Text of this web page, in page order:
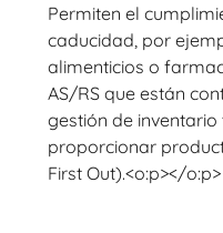
Permiten el
caducidad, por
alimenticios o
AS/RS que están
gestión de
proporcionar
First Out).<o:p></o:p>